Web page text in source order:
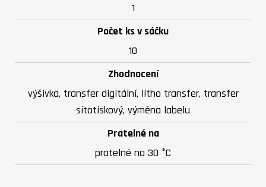
1
Počet ks v sáčku
10
Zhodnocení
výšivka, transfer digitální, litho transfer, transfer
sítotiskový, výměna labelu
Pratelné na
pratelné na 30 °C